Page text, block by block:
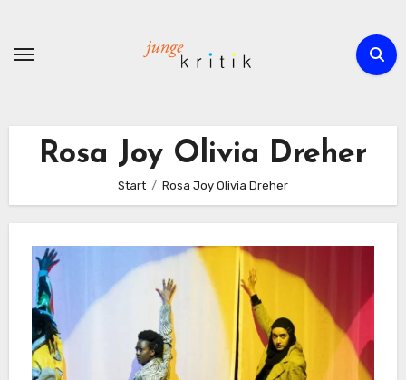
springen
Rosa Joy Olivia Dreher
Start Rosa Joy Olivia Dreher